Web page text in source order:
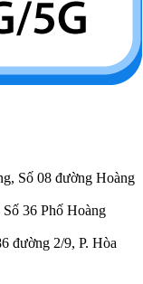
Số 08 đường Hoàng
36 Phố Hoàng
đường 2/9, P. Hòa